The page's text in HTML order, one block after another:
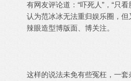
有网友评论道：“吓死人”，“只
认为范冰冰无法重归娱乐圈，
辣眼造型博版面、博关注。
这样的说法未免有些冤枉，一